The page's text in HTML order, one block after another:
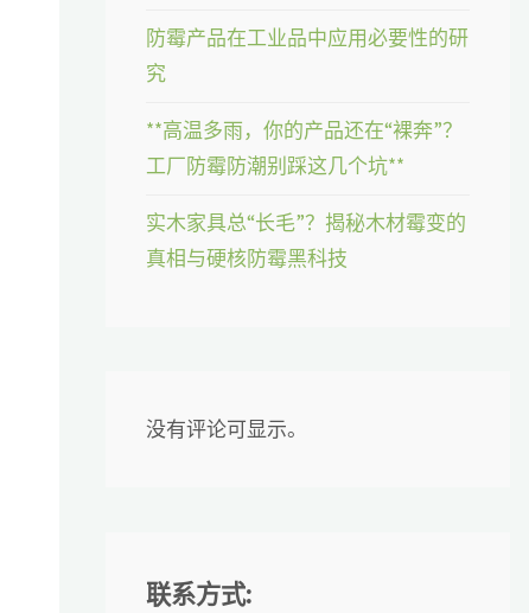
防霉产品在工业品中应用必要性的研
究
**高温多雨，你的产品还在“裸奔”？
工厂防霉防潮别踩这几个坑**
实木家具总“长毛”？揭秘木材霉变的
真相与硬核防霉黑科技
没有评论可显示。
联系方式: